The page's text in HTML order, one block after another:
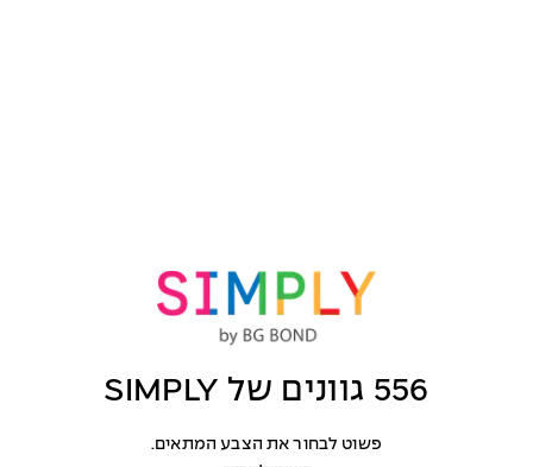
556 גוונים של SIMPLY
פשוט לבחור את הצבע המתאים.